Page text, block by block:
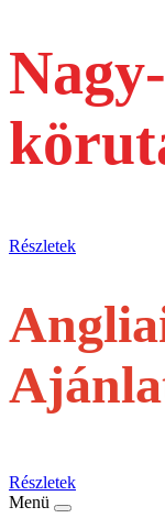
Részletek
Részletek
Menü